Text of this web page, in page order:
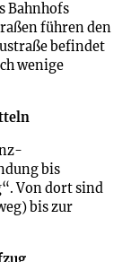
Bahnhofs
führen den
befindet
wenige
bis
Von dort sind
bis zur